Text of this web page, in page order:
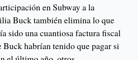
en Subway a la
Buck también elimina lo que
sido una cuantiosa factura fiscal
Buck habrían tenido que pagar si